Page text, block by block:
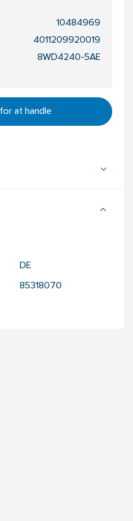
10484969
4011209920019
8WD4240-5AE
at handle
DE
85318070